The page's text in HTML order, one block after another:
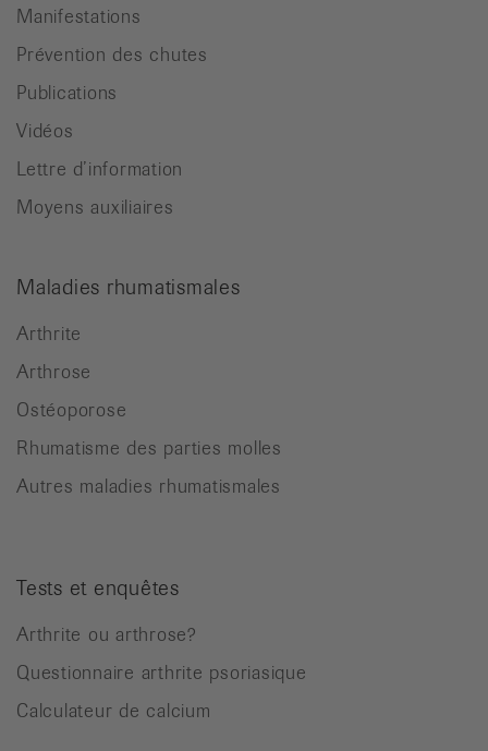
Manifestations
Prévention des chutes
Publications
Vidéos
Lettre d’information
Moyens auxiliaires
Maladies rhumatismales
Arthrite
Arthrose
Ostéoporose
Rhumatisme des parties molles
Autres maladies rhumatismales
Tests et enquêtes
Arthrite ou arthrose?
Questionnaire arthrite psoriasique
Calculateur de calcium